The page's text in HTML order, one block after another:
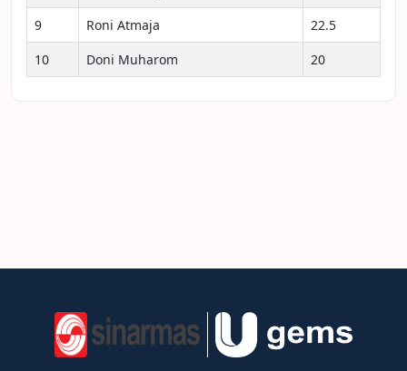
9
Roni Atmaja
22.5
10
Doni Muharom 20